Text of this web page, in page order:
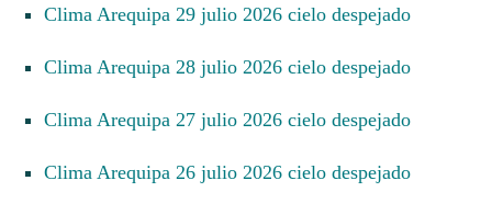
Clima Arequipa 29 julio 2026 cielo despejado
Clima Arequipa 28 julio 2026 cielo despejado
Clima Arequipa 27 julio 2026 cielo despejado
Clima Arequipa 26 julio 2026 cielo despejado